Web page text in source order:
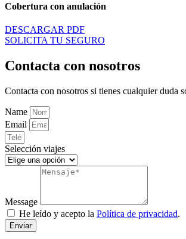
Cobertura con anulación
DESCARGAR PDF
SOLICITA TU SEGURO
Contacta con nosotros
Contacta con nosotros si tienes cualquier duda
Name
Email
Selección viajes
Message
He leído y acepto la Política de privacidad.
Enviar